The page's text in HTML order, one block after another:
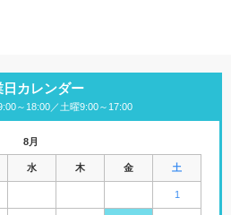
日カレンダー
～18:00／土曜9:00～17:00
8月
水 木 金 土
1